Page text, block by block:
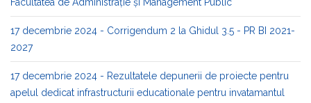
17 decembrie 2024 - Corrigendum 2 la Ghidul 3.5 - PR BI 2021-
2027
17 decembrie 2024 - Rezultatele depunerii de proiecte pentru
apelul dedicat infrastructurii educationale pentru invatamantul